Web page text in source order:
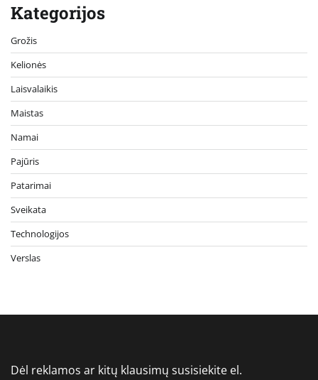
Kategorijos
Grožis
Kelionės
Laisvalaikis
Maistas
Namai
Pajūris
Patarimai
Sveikata
Technologijos
Verslas
Dėl reklamos ar kitų klausimų susisiekite el.